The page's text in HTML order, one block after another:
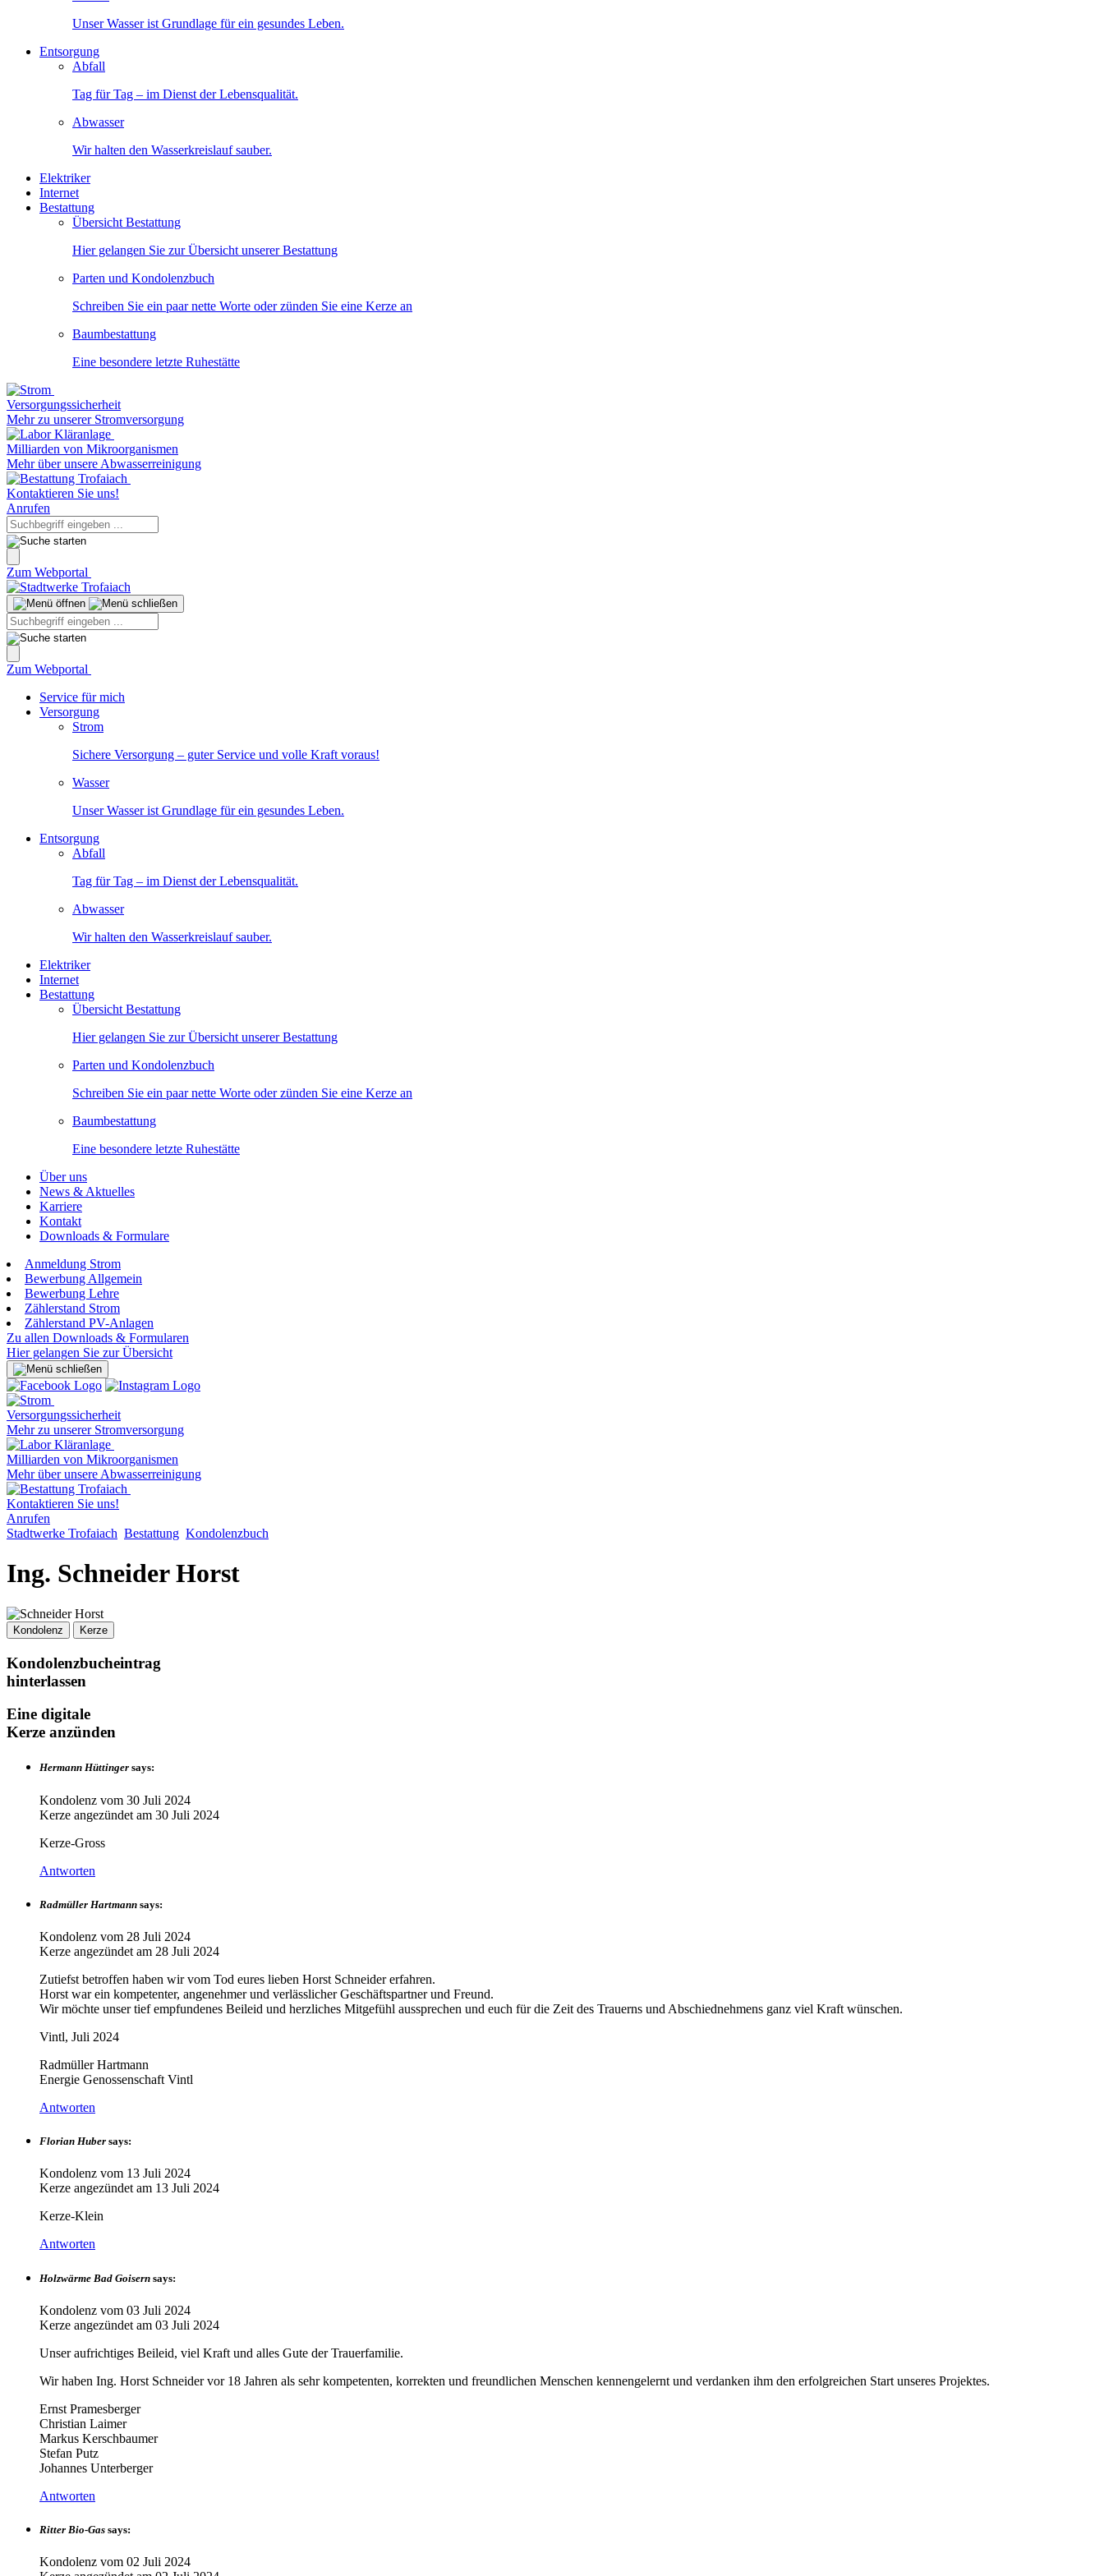
Unser Wasser ist Grundlage für ein gesundes Leben.
Entsorgung
Abfall
Tag für Tag – im Dienst der Lebensqualität.
Abwasser
Wir halten den Wasserkreislauf sauber.
Elektriker
Internet
Bestattung
Übersicht Bestattung
Hier gelangen Sie zur Übersicht unserer Bestattung
Parten und Kondolenzbuch
Schreiben Sie ein paar nette Worte oder zünden Sie eine Kerze an
Baumbestattung
Eine besondere letzte Ruhestätte
Versorgungssicherheit
Mehr zu unserer Stromversorgung
Milliarden von Mikroorganismen
Mehr über unsere Abwasserreinigung
Kontaktieren Sie uns!
Anrufen
Zum Webportal
Zum Webportal
Service für mich
Versorgung
Strom
Sichere Versorgung – guter Service und volle Kraft voraus!
Wasser
Unser Wasser ist Grundlage für ein gesundes Leben.
Entsorgung
Abfall
Tag für Tag – im Dienst der Lebensqualität.
Abwasser
Wir halten den Wasserkreislauf sauber.
Elektriker
Internet
Bestattung
Übersicht Bestattung
Hier gelangen Sie zur Übersicht unserer Bestattung
Parten und Kondolenzbuch
Schreiben Sie ein paar nette Worte oder zünden Sie eine Kerze an
Baumbestattung
Eine besondere letzte Ruhestätte
Über uns
News & Aktuelles
Karriere
Kontakt
Downloads & Formulare
Anmeldung Strom
Bewerbung Allgemein
Bewerbung Lehre
Zählerstand Strom
Zählerstand PV-Anlagen
Zu allen Downloads & Formularen
Hier gelangen Sie zur Übersicht
Versorgungssicherheit
Mehr zu unserer Stromversorgung
Milliarden von Mikroorganismen
Mehr über unsere Abwasserreinigung
Kontaktieren Sie uns!
Anrufen
Stadtwerke Trofaiach Bestattung Kondolenzbuch
Ing. Schneider Horst
Kondolenz Kerze
Kondolenzbucheintrag
hinterlassen
Eine digitale
Kerze anzünden
Hermann Hüttinger says:
Kondolenz vom 30 Juli 2024
Kerze angezündet am 30 Juli 2024
Kerze-Gross
Antworten
Radmüller Hartmann says:
Kondolenz vom 28 Juli 2024
Kerze angezündet am 28 Juli 2024
Zutiefst betroffen haben wir vom Tod eures lieben Horst Schneider erfahren.
Horst war ein kompetenter, angenehmer und verlässlicher Geschäftspartner und Freund.
Wir möchte unser tief empfundenes Beileid und herzliches Mitgefühl aussprechen und euch für die Zeit des Trauerns und Abschiednehmens ganz viel Kraft wünschen.
Vintl, Juli 2024
Radmüller Hartmann
Energie Genossenschaft Vintl
Antworten
Florian Huber says:
Kondolenz vom 13 Juli 2024
Kerze angezündet am 13 Juli 2024
Kerze-Klein
Antworten
Holzwärme Bad Goisern says:
Kondolenz vom 03 Juli 2024
Kerze angezündet am 03 Juli 2024
Unser aufrichtiges Beileid, viel Kraft und alles Gute der Trauerfamilie.
Wir haben Ing. Horst Schneider vor 18 Jahren als sehr kompetenten, korrekten und freundlichen Menschen kennengelernt und verdanken ihm den erfolgreichen Start unseres Projektes.
Ernst Pramesberger
Christian Laimer
Markus Kerschbaumer
Stefan Putz
Johannes Unterberger
Antworten
Ritter Bio-Gas says:
Kondolenz vom 02 Juli 2024